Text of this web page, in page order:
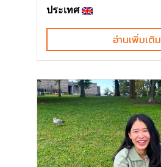
ประเทศ
อ่านเพิ่มเติม